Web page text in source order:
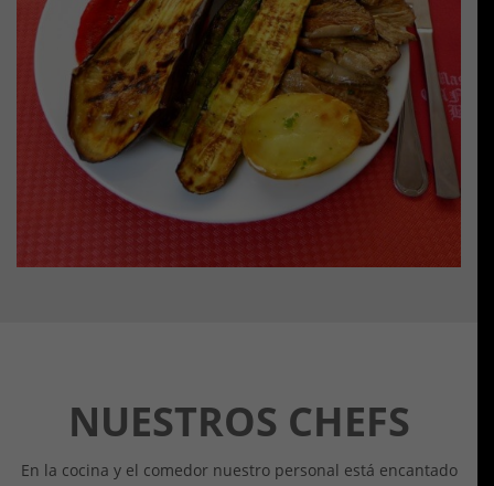
NUESTROS CHEFS
En la cocina y el comedor nuestro personal está encantado